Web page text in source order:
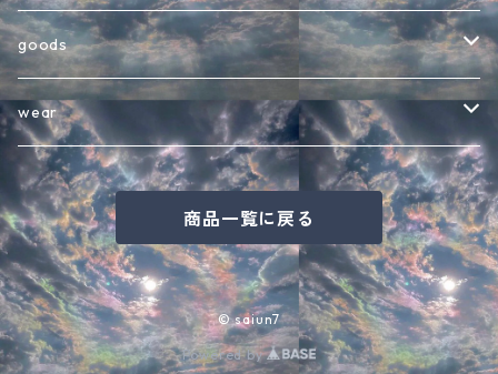
goods
バッグ
インテリア・その他雑貨
キャップ
バケットハット
wear
半袖Tシャツ
七分袖Tシャツ
長袖Tシャツ
商品一覧に戻る
© saiun7
Powered by